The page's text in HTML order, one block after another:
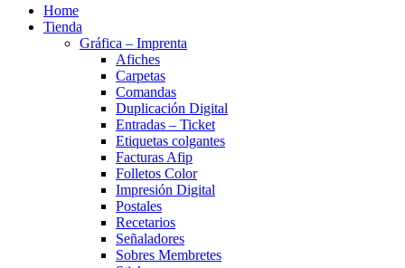
Home
Tienda
Gráfica – Imprenta
Afiches
Carpetas
Comandas
Duplicación Digital
Entradas – Ticket
Etiquetas colgantes
Facturas Afip
Folletos Color
Impresión Digital
Postales
Recetarios
Señaladores
Sobres Membretes